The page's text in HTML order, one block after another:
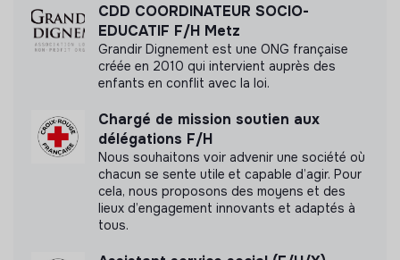
CDD COORDINATEUR SOCIO-
EDUCATIF F/H Metz
Grandir Dignement est une ONG française
créée en 2010 qui intervient auprès des
enfants en conflit avec la loi.
Chargé de mission soutien aux
délégations F/H
Nous souhaitons voir advenir une société où
chacun se sente utile et capable d’agir. Pour
cela, nous proposons des moyens et des
lieux d’engagement innovants et adaptés à
tous.